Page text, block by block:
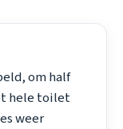
om half
hele toilet
weer